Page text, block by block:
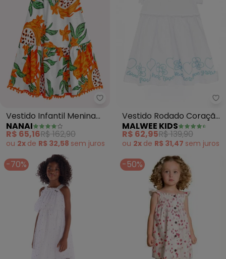
Nanai - Vestido Infantil Menina
Vestido Infantil Menina
Fruta (Branco)
NANAI
R$ 65,16R$ 162,90
ou 2x de R$ 32,58 sem juros
Vestido Rodado Coração
e Flores (Branco)
MALWEE KIDS
R$ 62,95R$ 139,90
ou 2x de R$ 31,47 sem juros
-70% -50%